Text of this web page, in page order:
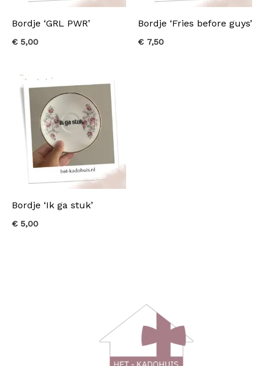
Bordje ‘GRL PWR’
€ 5,00
Bordje ‘Fries before guys’
€ 7,50
Bordje ‘Ik ga stuk’
€ 5,00